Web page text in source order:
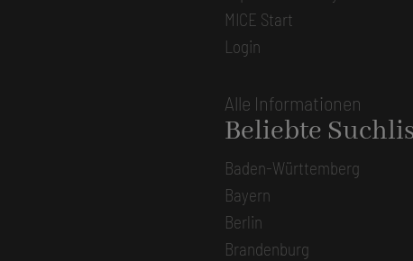
MICE Start
Login
Alle Informationen
Beliebte
Baden-Württemberg
Bayern
Berlin
Brandenburg